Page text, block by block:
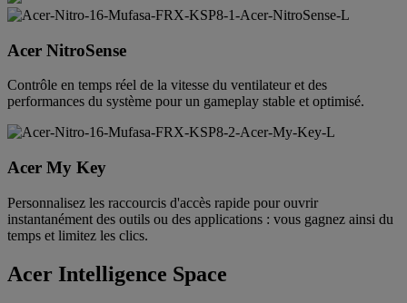
Acer NitroSense
Contrôle en temps réel de la vitesse du ventilateur et des
performances du système pour un gameplay stable et optimisé.
Acer My Key
Personnalisez les raccourcis d'accès rapide pour ouvrir
instantanément des outils ou des applications : vous gagnez ainsi du
temps et limitez les clics.
Acer Intelligence Space